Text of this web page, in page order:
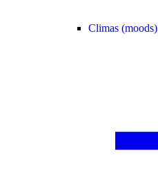
Climas (moods)